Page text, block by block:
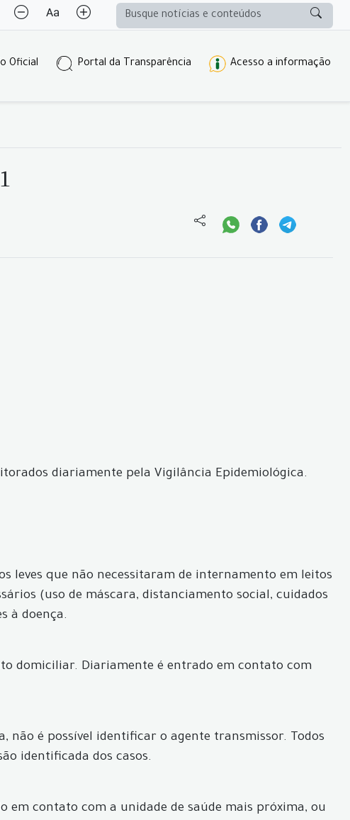
Oficial Portal da Transparência Acesso a informação
diariamente pela Vigilância Epidemiológica.
leves que não necessitaram de internamento em leitos
(uso de máscara, distanciamento social, cuidados
à doença.
domiciliar. Diariamente é entrado em contato com
não é possível identificar o agente transmissor. Todos
identificada dos casos.
em contato com a unidade de saúde mais próxima, ou